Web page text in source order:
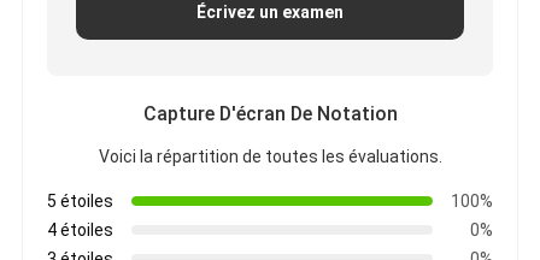
Écrivez un examen
Capture D'écran De Notation
Voici la répartition de toutes les évaluations.
5 étoiles
100%
4 étoiles
0%